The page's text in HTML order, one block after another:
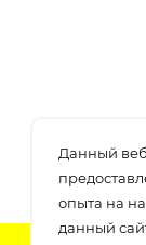
Данный
опыта на
данный